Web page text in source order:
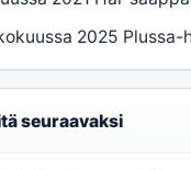
2025
seuraavaksi